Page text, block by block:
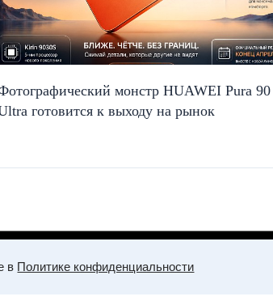
в Политике конфиденциальности
монстр HUAWEI Pura 90
готовится к выходу на рынок